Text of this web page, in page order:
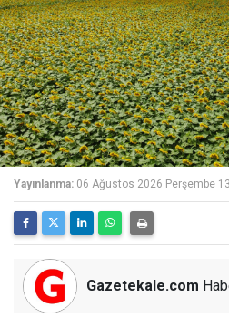
Yayınlanma: 06 Ağustos 2026 Perşembe
Gazetekale.com